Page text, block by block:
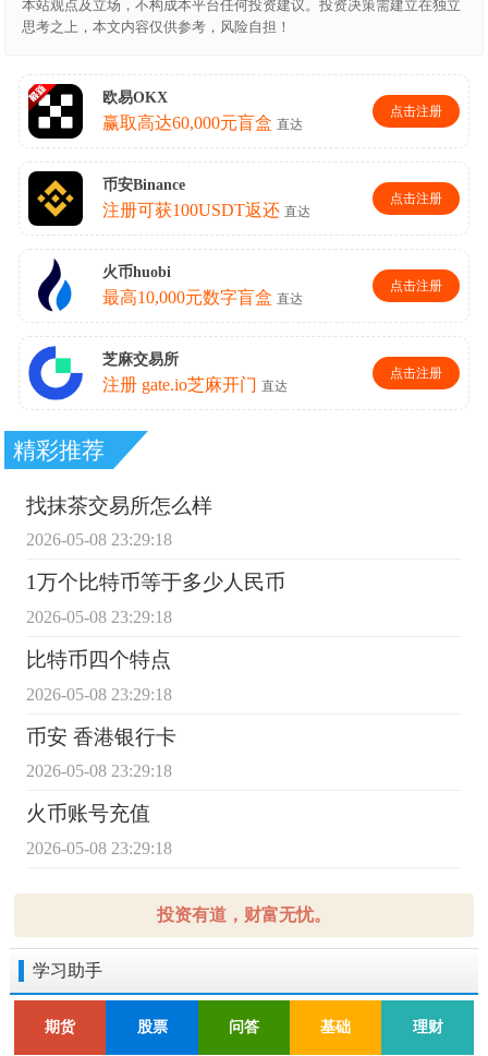
本站观点及立场，不构成本平台任何投资建议。投资决策需建立在独立
思考之上，本文内容仅供参考，风险自担！
精彩推荐
找抹茶交易所怎么样
2026-05-08 23:29:18
1万个比特币等于多少人民币
2026-05-08 23:29:18
比特币四个特点
2026-05-08 23:29:18
币安 香港银行卡
2026-05-08 23:29:18
火币账号充值
2026-05-08 23:29:18
投资有道，财富无忧。
学习助手
期货 股票 问答 基础 理财